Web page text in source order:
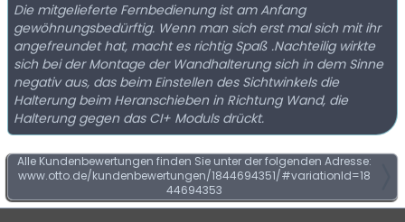
Die mitgelieferte Fernbedienung ist am Anfang
gewöhnungsbedürftig. Wenn man sich erst mal sich mit ihr
angefreundet hat, macht es richtig Spaß .Nachteilig wirkte
sich bei der Montage der Wandhalterung sich in dem Sinne
negativ aus, das beim Einstellen des Sichtwinkels die
Halterung beim Heranschieben in Richtung Wand, die
Halterung gegen das CI+ Moduls drückt.
Alle Kundenbewertungen finden Sie unter der folgenden Adresse:
www.otto.de/kundenbewertungen/1844694351/#variationId=18
44694353